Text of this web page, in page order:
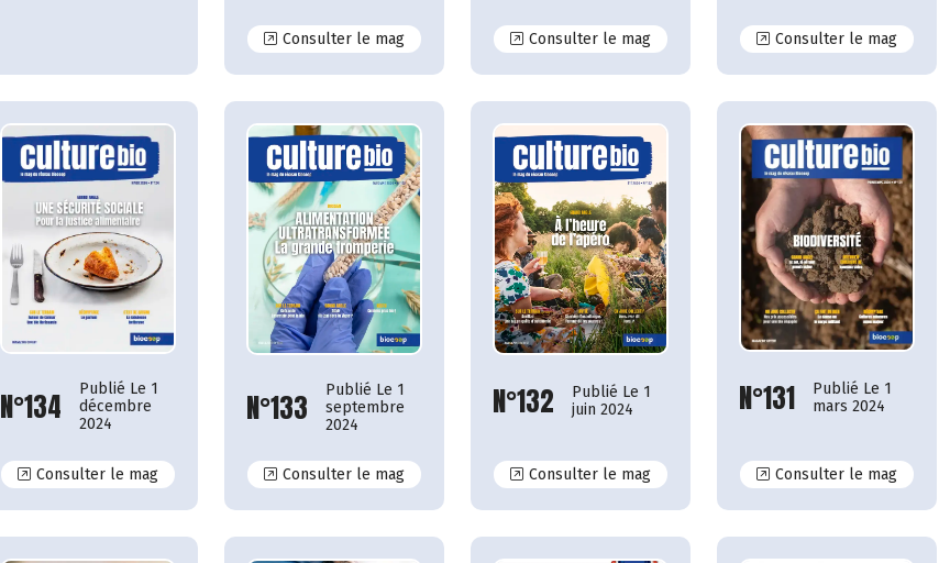
Consulter le magN°139 Consulter le magN°138 Consulter le magN°137
N°134
Publié Le 1
décembre
2024
Consulter le magN°134
N°133
Publié Le 1
septembre
2024
Consulter le magN°133
N°132
Publié Le 1
juin 2024
Consulter le magN°132
N°131
Publié Le 1
mars 2024
Consulter le magN°131